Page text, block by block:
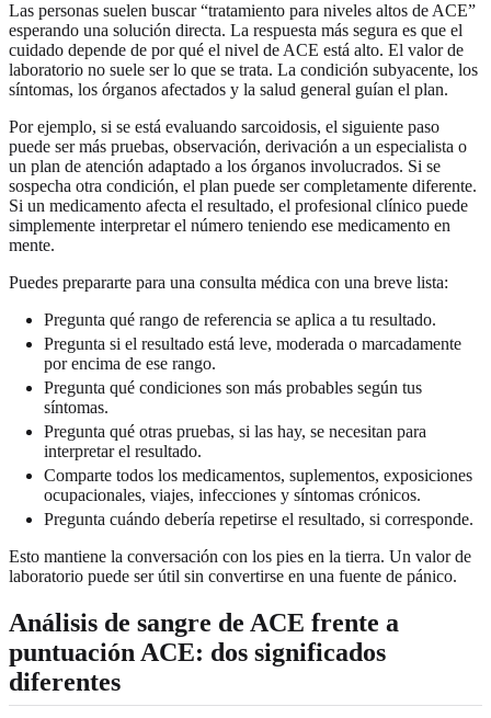
Las personas suelen buscar “tratamiento para niveles altos de ACE”
esperando una solución directa. La respuesta más segura es que el
cuidado depende de por qué el nivel de ACE está alto. El valor de
laboratorio no suele ser lo que se trata. La condición subyacente, los
síntomas, los órganos afectados y la salud general guían el plan.
Por ejemplo, si se está evaluando sarcoidosis, el siguiente paso
puede ser más pruebas, observación, derivación a un especialista o
un plan de atención adaptado a los órganos involucrados. Si se
sospecha otra condición, el plan puede ser completamente diferente.
Si un medicamento afecta el resultado, el profesional clínico puede
simplemente interpretar el número teniendo ese medicamento en
mente.
Puedes prepararte para una consulta médica con una breve lista:
Pregunta qué rango de referencia se aplica a tu resultado.
Pregunta si el resultado está leve, moderada o marcadamente
por encima de ese rango.
Pregunta qué condiciones son más probables según tus
síntomas.
Pregunta qué otras pruebas, si las hay, se necesitan para
interpretar el resultado.
Comparte todos los medicamentos, suplementos, exposiciones
ocupacionales, viajes, infecciones y síntomas crónicos.
Pregunta cuándo debería repetirse el resultado, si corresponde.
Esto mantiene la conversación con los pies en la tierra. Un valor de
laboratorio puede ser útil sin convertirse en una fuente de pánico.
Análisis de sangre de ACE frente a
puntuación ACE: dos significados
diferentes